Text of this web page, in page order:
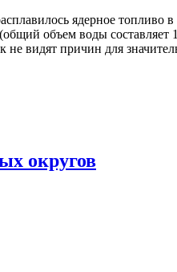
ядерное топливо
объем воды
видят причин для
округов